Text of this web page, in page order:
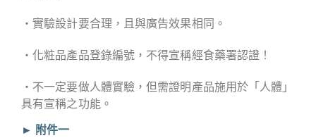
・實驗設計要合理，且與廣告效果相同。
・化粧品產品登錄編號，不得宣稱經食藥署認證！
・不一定要做人體實驗，但需證明產品施用於「人體」
具有宣稱之功能。
► 附件一